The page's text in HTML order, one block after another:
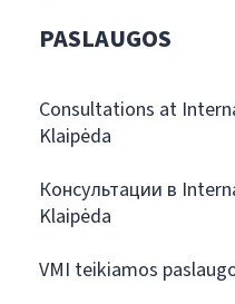
PASLAUGOS
Consultations at
Klaipėda
Консультации в
Klaipėda
VMI teikiamos